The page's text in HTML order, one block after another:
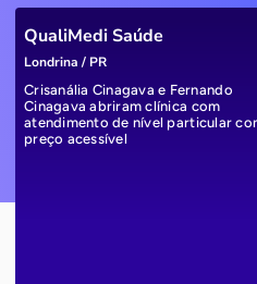
QualiMedi Saúde
Londrina / PR
Crisanália Cinagava e Fernando
Cinagava abriram clínica com
atendimento de nível particular
preço acessível